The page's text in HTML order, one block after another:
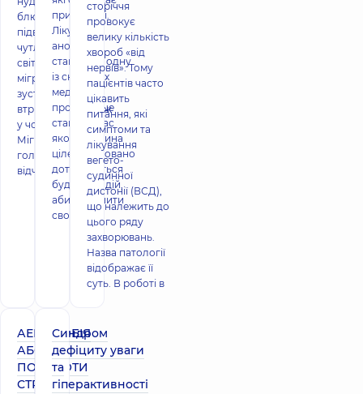
блюванням,
підвищеною
чутливістю до
світла. Напади
мігрені в жінок
зустрічаються
втричі частіше, ніж
у чоловіків.
Мігренозний
головний біль
відчувають чоти
прийом їжі.
Лікування
анорексії
становить одну
із складних
медичних
проблем, це
стан, під час
якого людина
цілеспрямовано
дотримується
будь-яких дій,
аби зменшити
свою вагу
сторіччя
провокує
велику кількість
хвороб «від
нервів». Тому
пацієнтів часто
цікавить
питання, які
симптоми та
лікування
вегето-
судинної
дистонії (ВСД),
що належить до
цього ряду
захворювань.
Назва патології
відображає її
суть. В роботі в
АЕРОФОБІЯ
АБО ЯК
ПОБОРОТИ
СТРАХ
Синдром
дефіциту уваги
та
гіперактивності